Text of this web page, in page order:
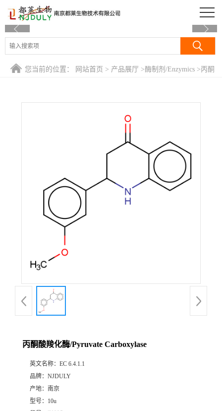
公司首页
产品展厅
您当前的位置： 网站首页 > 产品展厅 >酶制剂/Enzymics >丙酮
丙酮酸羧化酶/Pyruvate Carboxylase
英文名称： EC 6.4.1.1
品牌： NJDULY
产地： 南京
型号： 10u